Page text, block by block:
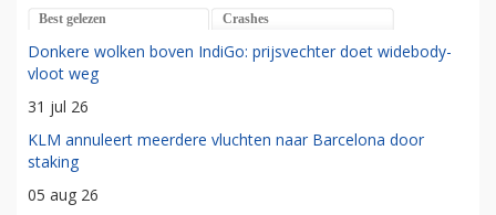
Best gelezen Crashes
Donkere wolken boven IndiGo: prijsvechter doet widebody-
vloot weg
31 jul 26
KLM annuleert meerdere vluchten naar Barcelona door
staking
05 aug 26